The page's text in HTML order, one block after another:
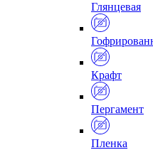
Глянцевая
Крафт
Пергамент
Пленка